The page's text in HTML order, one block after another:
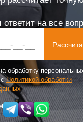
на все
обработку
сПолитикой обработки